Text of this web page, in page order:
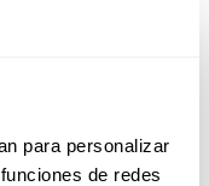
para personalizar
de redes